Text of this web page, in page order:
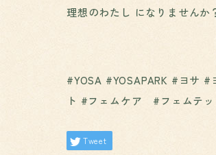
理想のわたし になりませんか
#YOSA #YOSAPARK #ヨサ
ト #フェムケア #フェムテ
Tweet